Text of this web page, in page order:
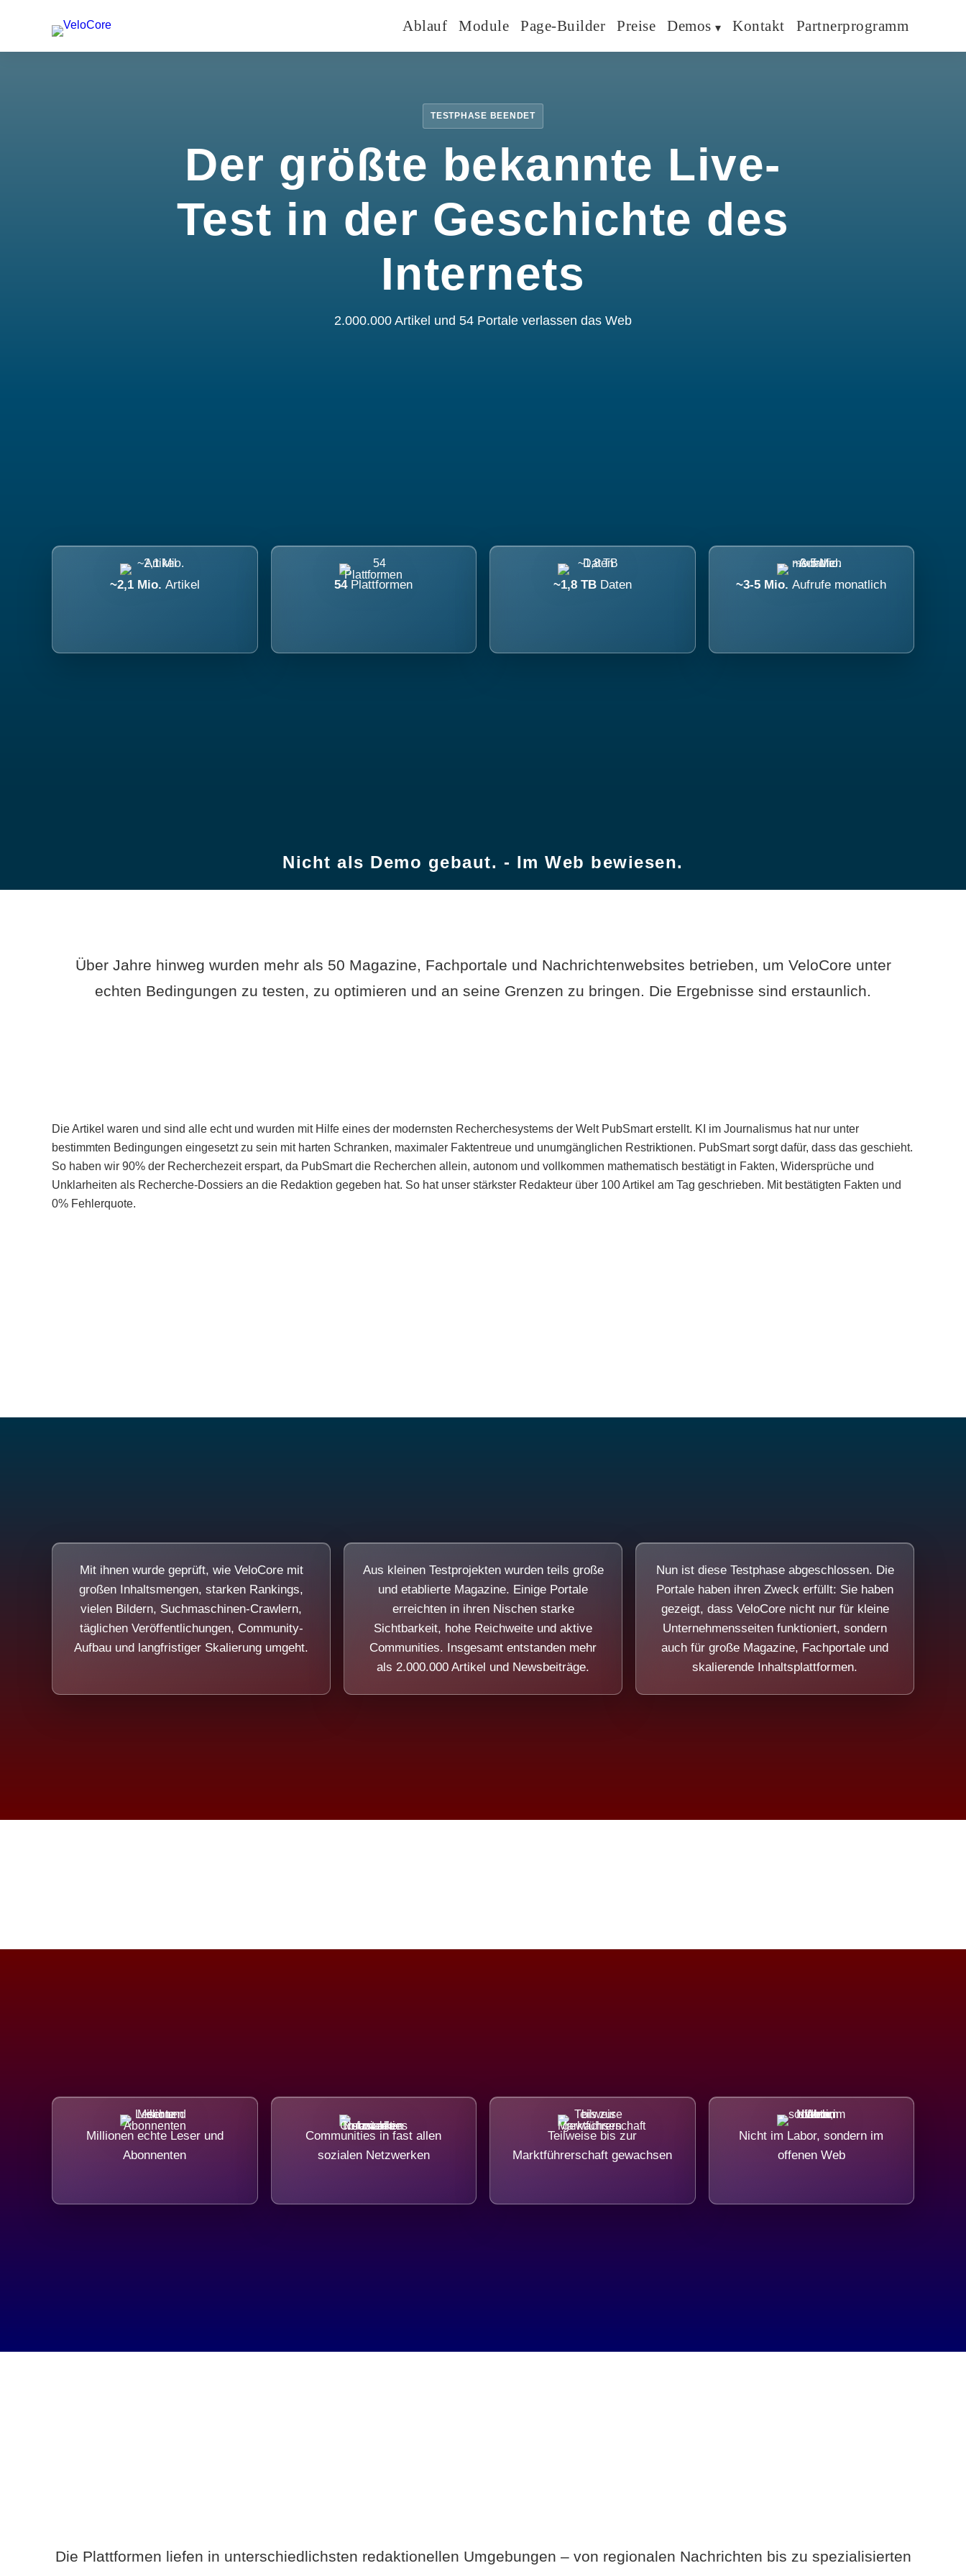
Ablauf Module Page-Builder Preise Demos Kontakt Partnerprogramm
TESTPHASE BEENDET
Der größte bekannte Live-
Test in der Geschichte des
Internets
2.000.000 Artikel und 54 Portale verlassen das Web
~2,1 Mio. Artikel 54 Plattformen ~1,8 TB Daten ~3-5 Mio.Aufrufe monatlich
Nicht als Demo gebaut. - Im Web bewiesen.
Über Jahre hinweg wurden mehr als 50 Magazine, Fachportale und Nachrichtenwebsites betrieben, um VeloCore unter
echten Bedingungen zu testen, zu optimieren und an seine Grenzen zu bringen. Die Ergebnisse sind erstaunlich.
Die Artikel waren und sind alle echt und wurden mit Hilfe eines der modernsten Recherchesystems der Welt PubSmart erstellt. KI im Journalismus hat nur unter
bestimmten Bedingungen eingesetzt zu sein mit harten Schranken, maximaler Faktentreue und unumgänglichen Restriktionen. PubSmart sorgt dafür, dass das geschieht.
So haben wir 90% der Recherchezeit erspart, da PubSmart die Recherchen allein, autonom und vollkommen mathematisch bestätigt in Fakten, Widersprüche und
Unklarheiten als Recherche-Dossiers an die Redaktion gegeben hat. So hat unser stärkster Redakteur über 100 Artikel am Tag geschrieben. Mit bestätigten Fakten und
0% Fehlerquote.
Mit ihnen wurde geprüft, wie VeloCore mit
großen Inhaltsmengen, starken Rankings,
vielen Bildern, Suchmaschinen-Crawlern,
täglichen Veröffentlichungen, Community-
Aufbau und langfristiger Skalierung umgeht.
Aus kleinen Testprojekten wurden teils große
und etablierte Magazine. Einige Portale
erreichten in ihren Nischen starke
Sichtbarkeit, hohe Reichweite und aktive
Communities. Insgesamt entstanden mehr
als 2.000.000 Artikel und Newsbeiträge.
Nun ist diese Testphase abgeschlossen. Die
Portale haben ihren Zweck erfüllt: Sie haben
gezeigt, dass VeloCore nicht nur für kleine
Unternehmensseiten funktioniert, sondern
auch für große Magazine, Fachportale und
skalierende Inhaltsplattformen.
Millionen echte Leser und
Abonnenten
Communities in fast allen
sozialen Netzwerken
Teilweise bis zur
Marktführerschaft gewachsen
Nicht im Labor, sondern im
offenen Web
Die Plattformen liefen in unterschiedlichsten redaktionellen Umgebungen – von regionalen Nachrichten bis zu spezialisierten